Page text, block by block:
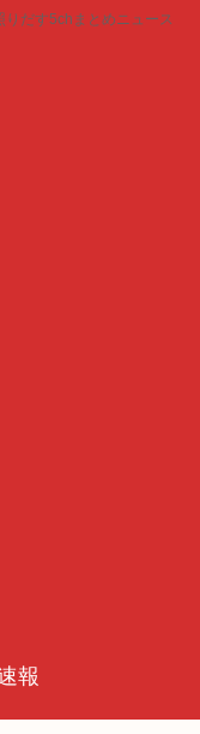
りだす5chまとめニュース
報